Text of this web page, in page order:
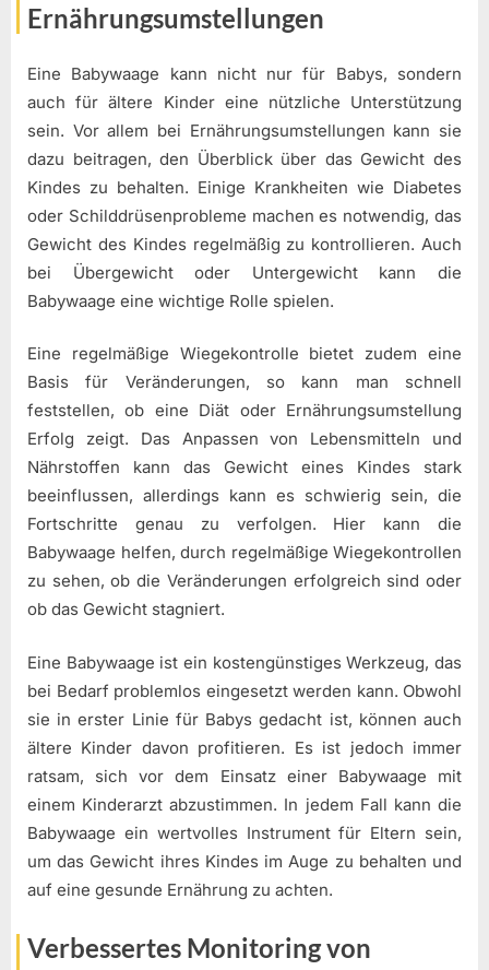
Ernährungsumstellungen
Eine Babywaage kann nicht nur für Babys, sondern
auch für ältere Kinder eine nützliche Unterstützung
sein. Vor allem bei Ernährungsumstellungen kann sie
dazu beitragen, den Überblick über das Gewicht des
Kindes zu behalten. Einige Krankheiten wie Diabetes
oder Schilddrüsenprobleme machen es notwendig, das
Gewicht des Kindes regelmäßig zu kontrollieren. Auch
bei Übergewicht oder Untergewicht kann die
Babywaage eine wichtige Rolle spielen.
Eine regelmäßige Wiegekontrolle bietet zudem eine
Basis für Veränderungen, so kann man schnell
feststellen, ob eine Diät oder Ernährungsumstellung
Erfolg zeigt. Das Anpassen von Lebensmitteln und
Nährstoffen kann das Gewicht eines Kindes stark
beeinflussen, allerdings kann es schwierig sein, die
Fortschritte genau zu verfolgen. Hier kann die
Babywaage helfen, durch regelmäßige Wiegekontrollen
zu sehen, ob die Veränderungen erfolgreich sind oder
ob das Gewicht stagniert.
Eine Babywaage ist ein kostengünstiges Werkzeug, das
bei Bedarf problemlos eingesetzt werden kann. Obwohl
sie in erster Linie für Babys gedacht ist, können auch
ältere Kinder davon profitieren. Es ist jedoch immer
ratsam, sich vor dem Einsatz einer Babywaage mit
einem Kinderarzt abzustimmen. In jedem Fall kann die
Babywaage ein wertvolles Instrument für Eltern sein,
um das Gewicht ihres Kindes im Auge zu behalten und
auf eine gesunde Ernährung zu achten.
Verbessertes Monitoring von